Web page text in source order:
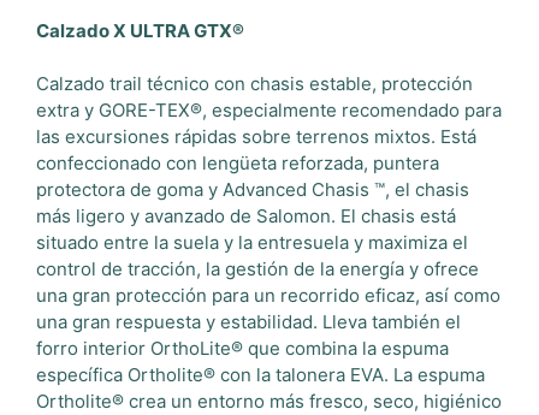
Calzado X ULTRA GTX®
Calzado trail técnico con chasis estable, protección
extra y GORE-TEX®, especialmente recomendado para
las excursiones rápidas sobre terrenos mixtos. Está
confeccionado con lengüeta reforzada, puntera
protectora de goma y Advanced Chasis ™, el chasis
más ligero y avanzado de Salomon. El chasis está
situado entre la suela y la entresuela y maximiza el
control de tracción, la gestión de la energía y ofrece
una gran protección para un recorrido eficaz, así como
una gran respuesta y estabilidad. Lleva también el
forro interior OrthoLite® que combina la espuma
específica Ortholite® con la talonera EVA. La espuma
Ortholite® crea un entorno más fresco, seco, higiénico